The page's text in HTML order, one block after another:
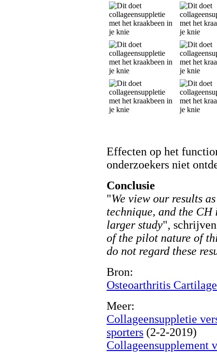
Effecten op het
onderzoekers niet
Conclusie
"We view our results
technique, and the
larger study",
of the pilot nature of
do not regard these
Bron:
Osteoarthritis
Meer:
Collageensuppletie
sporters (2-2-2019)
Collageensupplement